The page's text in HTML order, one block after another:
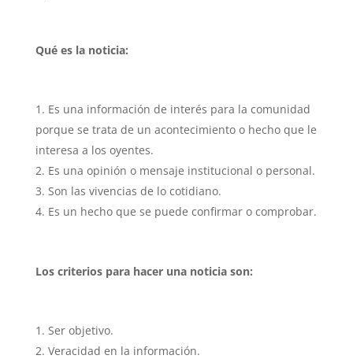
Qué es la noticia:
Es una información de interés para la comunidad
porque se trata de un acontecimiento o hecho que le
interesa a los oyentes.
Es una opinión o mensaje institucional o personal.
Son las vivencias de lo cotidiano.
Es un hecho que se puede confirmar o comprobar.
Los criterios para hacer una noticia son:
Ser objetivo.
Veracidad en la información.